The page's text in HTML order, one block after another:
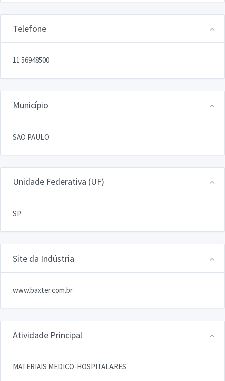
Telefone
11 56948500
Município
SAO PAULO
Unidade Federativa (UF)
SP
Site da Indústria
www.baxter.com.br
Atividade Principal
MATERIAIS MEDICO-HOSPITALARES